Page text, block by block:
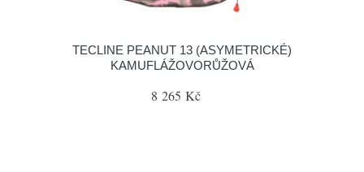
TECLINE PEANUT 13 (ASYMETRICKÉ)
KAMUFLÁŽOVORŮŽOVÁ
8 265 Kč